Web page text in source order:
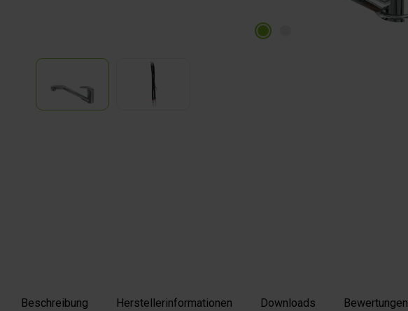
Beschreibung Herstellerinformationen Downloads Bewertungen